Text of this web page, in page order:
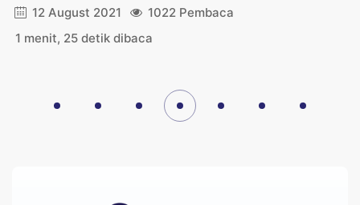
12 August 2021
1022 Pembaca
1 menit, 25 detik dibaca